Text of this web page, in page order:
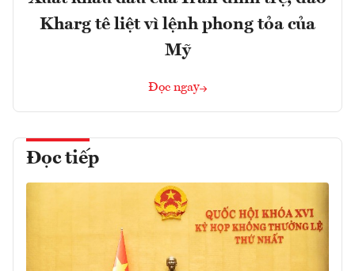
Kharg tê liệt vì lệnh phong tỏa của
Mỹ
Đọc ngay
Đọc tiếp